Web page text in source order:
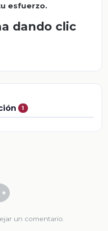
esfuerzo.
dando clic
1
un comentario.